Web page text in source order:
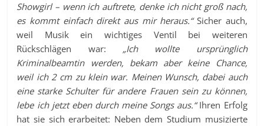
Showgirl – wenn ich auftrete, denke ich nicht groß nach,
es kommt einfach direkt aus mir heraus.“Sicher auch,
weil Musik ein wichtiges Ventil bei weiteren
Rückschlägen war: „Ich wollte ursprünglich
Kriminalbeamtin werden, bekam aber keine Chance,
weil ich 2 cm zu klein war. Meinen Wunsch, dabei auch
eine starke Schulter für andere Frauen sein zu können,
lebe ich jetzt eben durch meine Songs aus.“Ihren Erfolg
hat sie sich erarbeitet: Neben dem Studium musizierte